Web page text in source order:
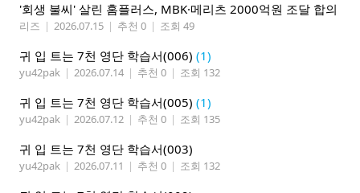
'회생 불씨' 살린 홈플러스, MBK·메리츠 2000억원 조달 합의
리즈 | 2026.07.15 | 추천 0 | 조회 49
귀 입 트는 7천 영단 학습서(006) (1)
yu42pak | 2026.07.14 | 추천 0 | 조회 132
귀 입 트는 7천 영단 학습서(005) (1)
yu42pak | 2026.07.12 | 추천 0 | 조회 135
귀 입 트는 7천 영단 학습서(003)
yu42pak | 2026.07.11 | 추천 0 | 조회 132